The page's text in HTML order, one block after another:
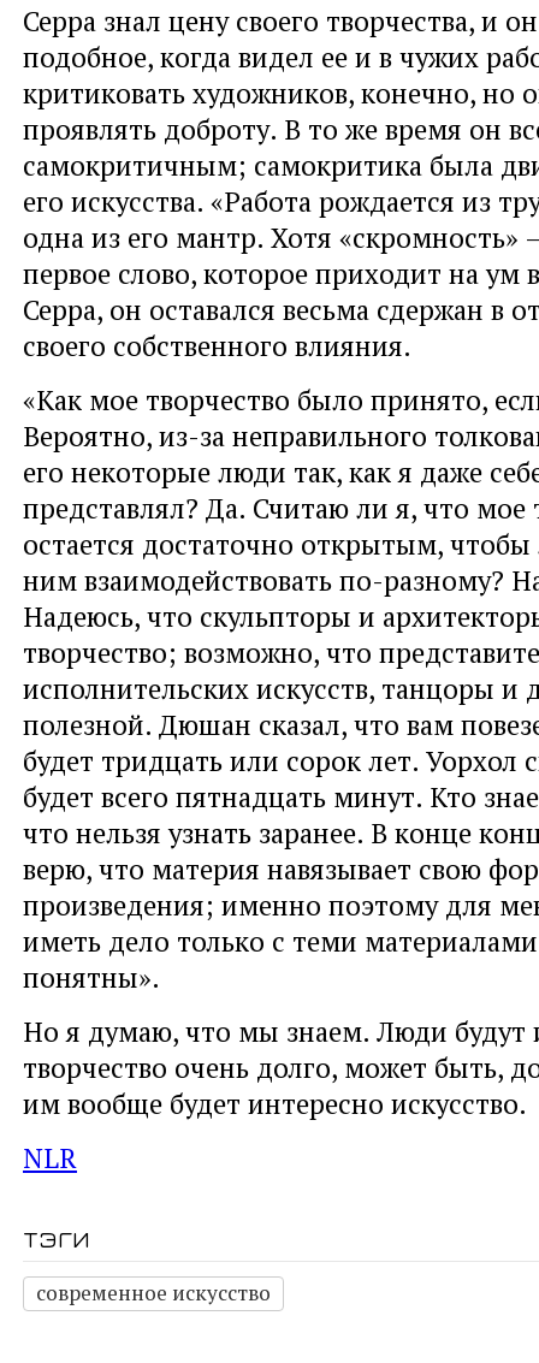
Серра знал цену своего творчества, и
подобное, когда видел ее и в чужих
критиковать художников, конечно, но
проявлять доброту. В то же время он
самокритичным; самокритика была
его искусства. «Работа рождается из
одна из его мантр. Хотя «скромность»
первое слово, которое приходит на ум
Серра, он оставался весьма сдержан в
своего собственного влияния.
«Как мое творчество было принято,
Вероятно, из-за неправильного
его некоторые люди так, как я даже
представлял? Да. Считаю ли я, что мое
остается достаточно открытым,
ним взаимодействовать по-разному?
Надеюсь, что скульпторы и
творчество; возможно, что
исполнительских искусств, танцоры и
полезной. Дюшан сказал, что вам
будет тридцать или сорок лет. Уорхол
будет всего пятнадцать минут. Кто
что нельзя узнать заранее. В конце
верю, что материя навязывает свою
произведения; именно поэтому для
иметь дело только с теми
понятны».
Но я думаю, что мы знаем. Люди будут
творчество очень долго, может быть,
им вообще будет интересно искусство.
NLR
тэги
современное искусство